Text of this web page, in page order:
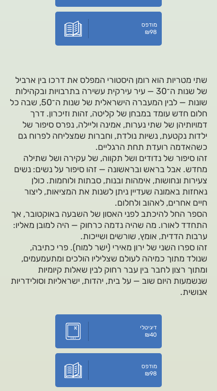
מודפס
₪98
שתי מטריות הוא רומן היסטורי המפלס את דרכו בין ארביל
של שנות ה־30 — עיר עירקית עשירה בתרבויות ובקהילות
שונות — לבין המעברה הישראלית של שנות ה־50, שבה כל
חלום חדש עומד במבחן של קליטה, זהות וזיכרון. דרך
דמויותיהן של שתי נערות, אמינה וליילה, נפרס סיפור של
ילדות נקטעת, נשיות נולדת, וחברות שמצליחה לפרוח גם
כשהאדמה רועדת תחת הרגליים.
זהו סיפור של נדודים ושל תקווה, של עקירה ושל שתילה
מחדש. אבל בראש ובראשונה — זהו סיפור על נשים: נשים
צעירות ונחושות, אימהות ובנות, סבתות ולוחמות. כולן
נאחזות באמונה שעדיין ניתן לשנות את המציאות, ליצור
חיים אחרים, לאהוב ולחלום.
הספר החל להיכתב לפני האסון של השבעה באוקטובר, אך
התחדד לאורו. מה שהיה נדמה כרחוק — היה למובן מאליו:
ערבות הדדית, אומץ, שורשים ושייכות.
זהו ספרו השני של ירון מאירי (ישר למוח). פרי כתיבה,
שנולד מתוך כמיהה לעולם שצליליו הולכים ומתעמעמים,
ומתוך רצון לחבר בין עבר רחוק לבין שאלות קיומיות
שנשמעות היום שוב — על בית, יהדות, ישראליות וסולידריות
אנושית.
דיגיטלי
₪40
מודפס
₪98